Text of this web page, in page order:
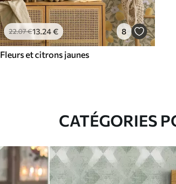
22.07€13.24€ 8
Fleurs et citrons jaunes
CATÉGORIES